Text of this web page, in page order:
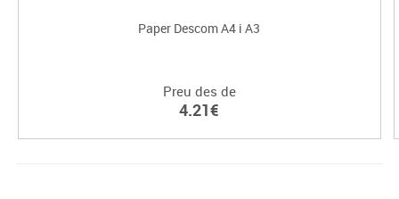
Paper Descom A4 i A3
Preu des de
4.21€